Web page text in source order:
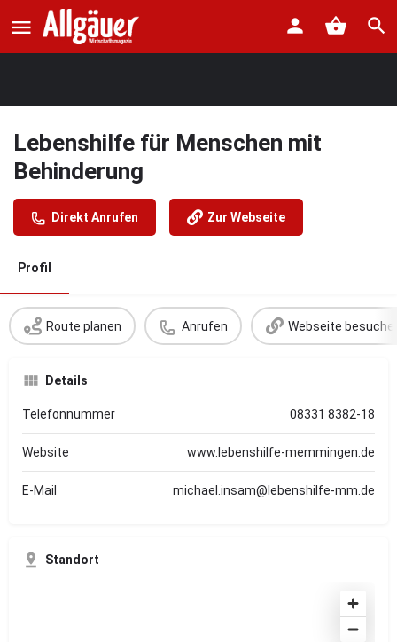
Lebenshilfe für Menschen mit
Behinderung
Direkt Anrufen Zur Webseite
Profil
Route planen Anrufen Webseite
Details
Telefonnummer 08331 8382-18
Website www.lebenshilfe-memmingen.de
E-Mail michael.insam@lebenshilfe-mm.de
Standort